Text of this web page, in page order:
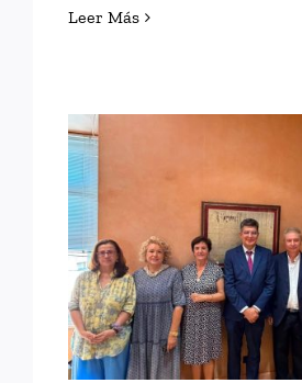
Leer Más
AVANZANDO
SEMINARIO
ANTIGUOS
INAP